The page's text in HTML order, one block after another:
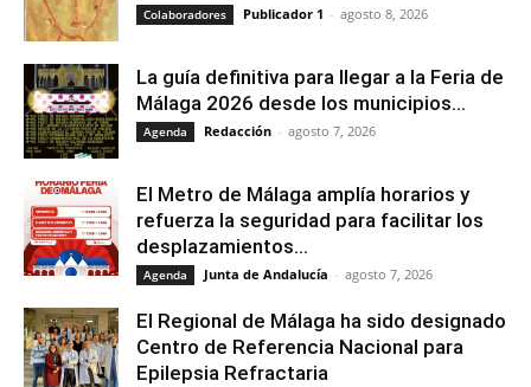
Colaboradores Publicador 1 - agosto 8, 2026
La guía definitiva para llegar a la Feria de
Málaga 2026 desde los municipios...
Agenda Redacción - agosto 7, 2026
El Metro de Málaga amplía horarios y
refuerza la seguridad para facilitar los
desplazamientos...
Agenda Junta de Andalucía - agosto 7, 2026
El Regional de Málaga ha sido designado
Centro de Referencia Nacional para
Epilepsia Refractaria